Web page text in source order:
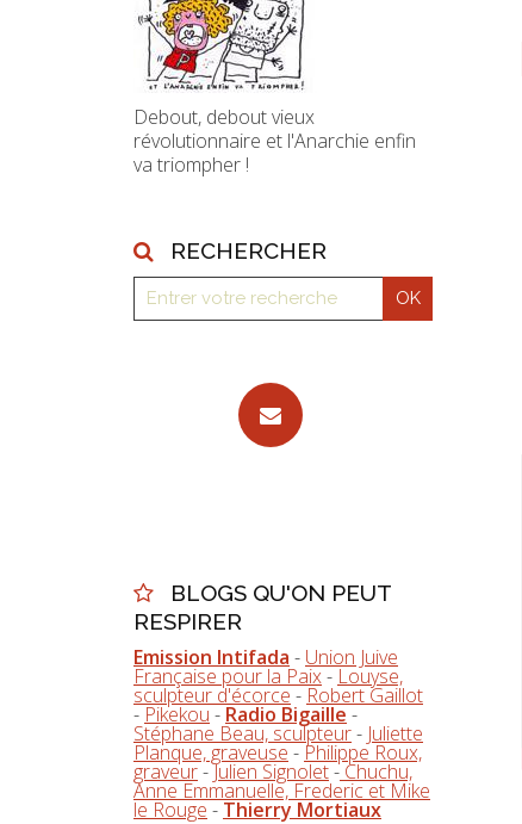
Debout, debout vieux
révolutionnaire et l'Anarchie enfin
va triompher !
RECHERCHER
BLOGS QU'ON PEUT
RESPIRER
Emission Intifada - Union Juive
Française pour la Paix- Louyse,
sculpteur d'écorce - Robert Gaillot
- Pikekou - Radio Bigaille -
Stéphane Beau, sculpteur- Juliette
Planque, graveuse - Philippe Roux,
graveur-Julien Signolet- Chuchu,
Anne Emmanuelle, Frederic et Mike
le Rouge - Thierry Mortiaux